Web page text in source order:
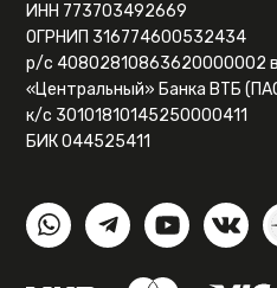
ИНН 773703492669
ОГРНИП 316774600532434
р/с 40802810863620000002 в
«Центральный» Банка ВТБ
к/с 30101810145250000411
БИК 044525411